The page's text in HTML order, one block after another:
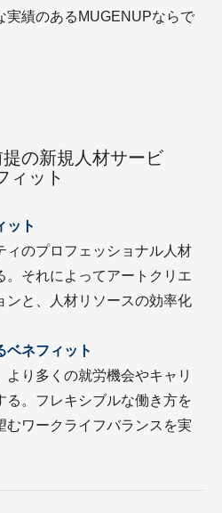
実績のあるMUGENUPならで
の新規人材サービ
ィット
ット
ィのプロフェッショナル人材
。それによってアートクリエ
ンと、人材リソースの効率化
ベネフィット
り多くの就労機会やキャリ
る。フレキシブルな働き方を
むワークライフバランスを実